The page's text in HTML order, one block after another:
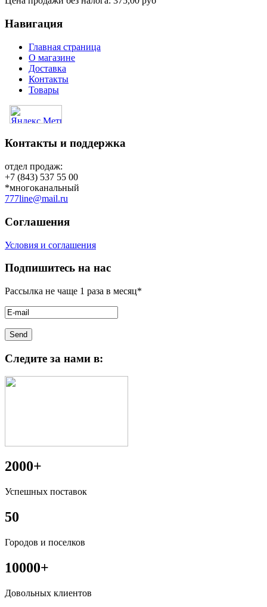
Навигация
Главная страница
О магазине
Доставка
Контакты
Товары
Контакты и поддержка
отдел продаж:
+7 (843) 537 55 00
*многоканальный
777line@mail.ru
Соглашения
Условия и соглашения
Подпишитесь на нас
Рассылка не чаще 1 раза в месяц*
Следите за нами в:
2000+
Успешных поставок
50
Городов и поселков
10000+
Довольных клиентов